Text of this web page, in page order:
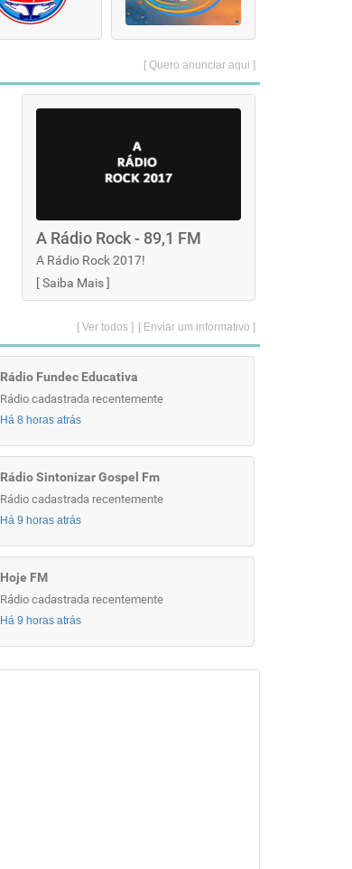
[ Quero anunciar aqui ]
A Rádio Rock - 89,1 FM
A Rádio Rock 2017!
[Saiba Mais]
[ Enviar um informativo ]
[ Ver todos ]
Rádio Fundec Educativa
Rádio cadastrada recentemente
Há 8 horas atrás
Rádio Sintonizar Gospel Fm
Rádio cadastrada recentemente
Há 9 horas atrás
Hoje FM
Rádio cadastrada recentemente
Há 9 horas atrás